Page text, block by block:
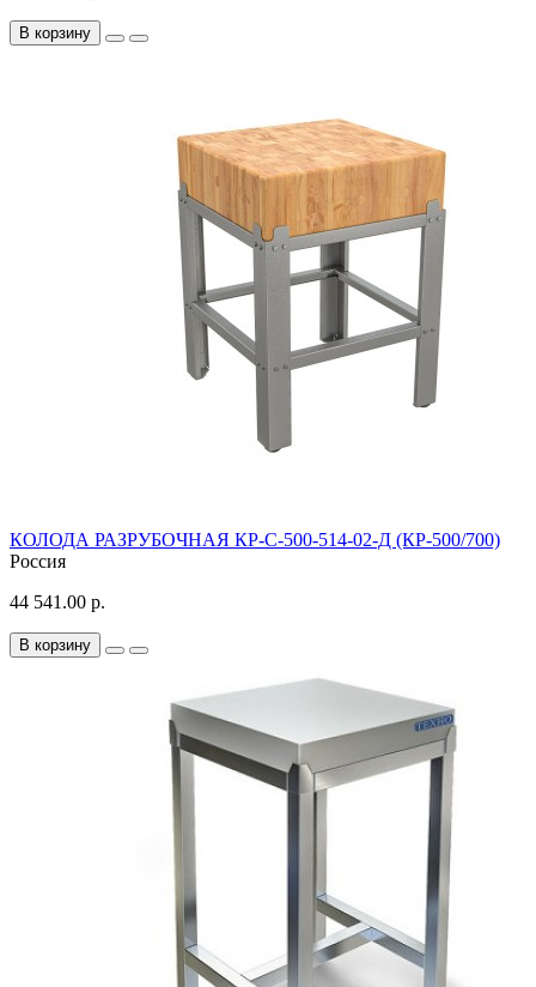
В корзину
КОЛОДА РАЗРУБОЧНАЯ КР-С-500-514-02-Д (КР-500/700)
Россия
44 541.00 р.
В корзину